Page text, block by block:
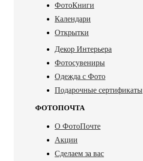
ФотоКниги
Календари
Открытки
Декор Интерьера
Фотосувениры
Одежда с Фото
Подарочные сертификаты
ФОТОПОЧТА
О ФотоПочте
Акции
Сделаем за вас